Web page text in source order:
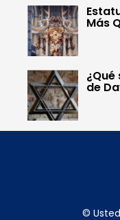
Más
de
©